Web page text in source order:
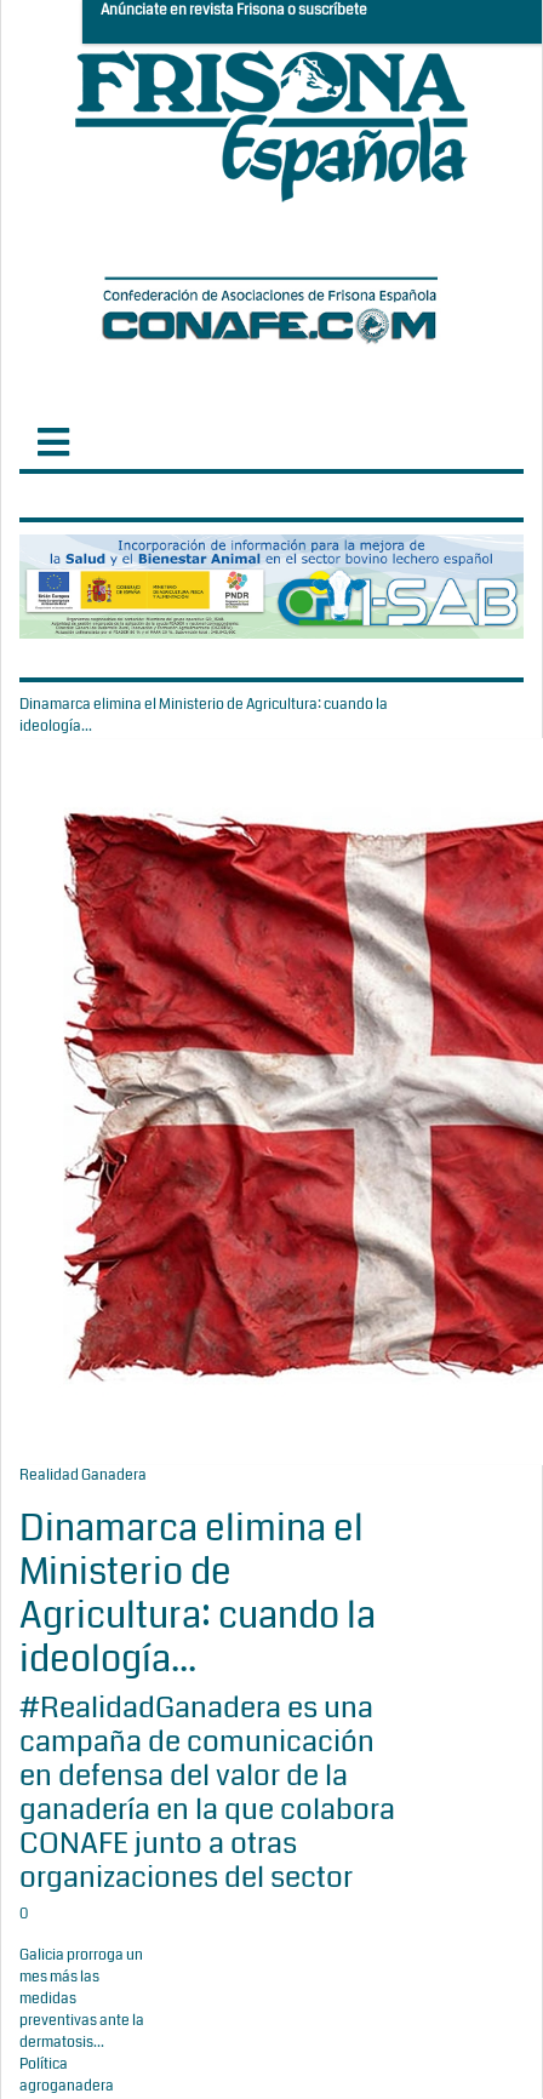
Anúnciate en revista Frisona o suscríbete
Dinamarca elimina el Ministerio de Agricultura: cuando la
ideología...
Realidad Ganadera
Dinamarca elimina el
Ministerio de
Agricultura: cuando la
ideología...
#RealidadGanadera es una
campaña de comunicación
en defensa del valor de la
ganadería en la que colabora
CONAFE junto a otras
organizaciones del sector
0
Galicia prorroga un
mes más las
medidas
preventivas ante la
dermatosis...
Política
agroganadera